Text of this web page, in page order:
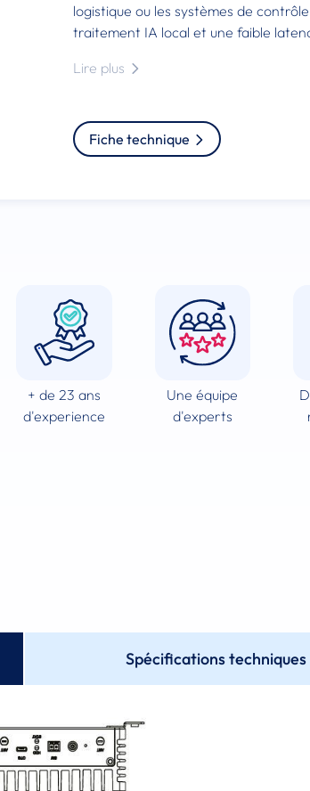
logistique ou les systèmes de
traitement IA local et une faible
Lire plus
Fiche technique
+ de 23 ans
d'experience
Une équipe
d'experts
Spécifications techniques